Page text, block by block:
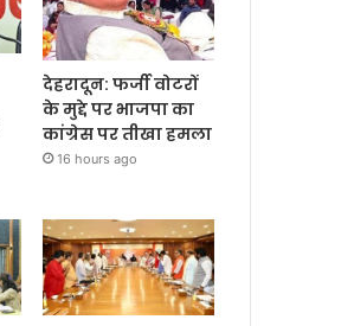
देहरादून: फर्जी वोटरों
के मुद्दे पर भाजपा का
कांग्रेस पर तीखा हमला
16 hours ago